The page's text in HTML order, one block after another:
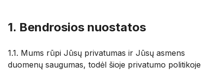
1. Bendrosios nuostatos
1.1. Mums rūpi Jūsų privatumas ir Jūsų asmens
duomenų saugumas, todėl šioje privatumo politikoje